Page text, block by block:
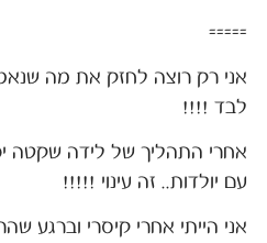
=====
אני רק רוצה לחזק את מה
לבד !!!!
אחרי התהליך של לידה שקטה
עם יולדות.. זה עינוי !!!!!
אני הייתי אחרי קיסרי וברגע